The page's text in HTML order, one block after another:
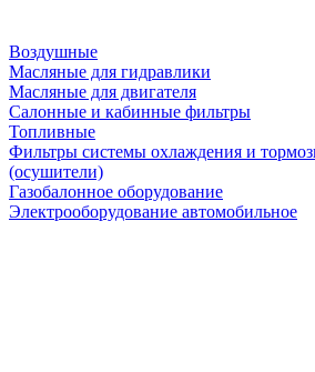
Воздушные
Масляные для гидравлики
Масляные для двигателя
Салонные и кабинные фильтры
Топливные
Фильтры системы охлаждения и
(осушители)
Газобалонное оборудование
Электрооборудование автомобильное